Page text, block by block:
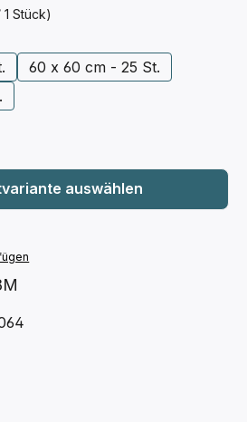
1 Stück)
60 x 60 cm - 25 St.